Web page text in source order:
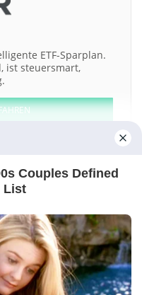
ETF-Sparplan.
ist steuersmart,
NASDAQ 100
Internet Capital Group
-Barrierefreiheit
-Privatsphäre-Einstellungen
Couples Defined
List